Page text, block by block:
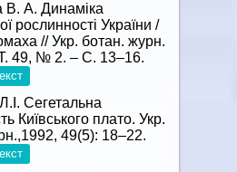
В. А. Динамiка
рослинностi України /
// Укр. ботан. журн.
49, № 2. – С. 13–16.
Сегетальна
Київського плато. Укр.
49(5): 18–22.